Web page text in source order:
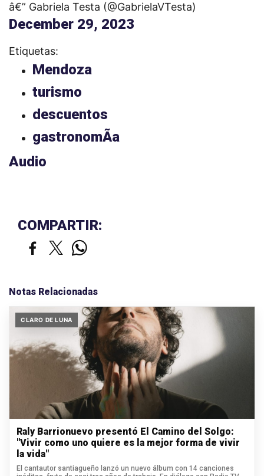
â€” Gabriela Testa (@GabrielaVTesta)
December 29, 2023
Etiquetas:
Mendoza
turismo
descuentos
gastronomÃ­a
Audio
COMPARTIR:
Notas Relacionadas
CLARO DE LUNA
Raly Barrionuevo presentó El Camino del Solgo:
"Vivir como uno quiere es la mejor forma de vivir
la vida"
El cantautor santiagueño lanzó un nuevo álbum con 14 canciones